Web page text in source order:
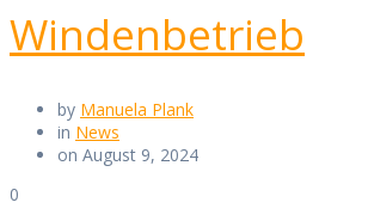
Windenbetrieb
by Manuela Plank
in News
on August 9, 2024
0